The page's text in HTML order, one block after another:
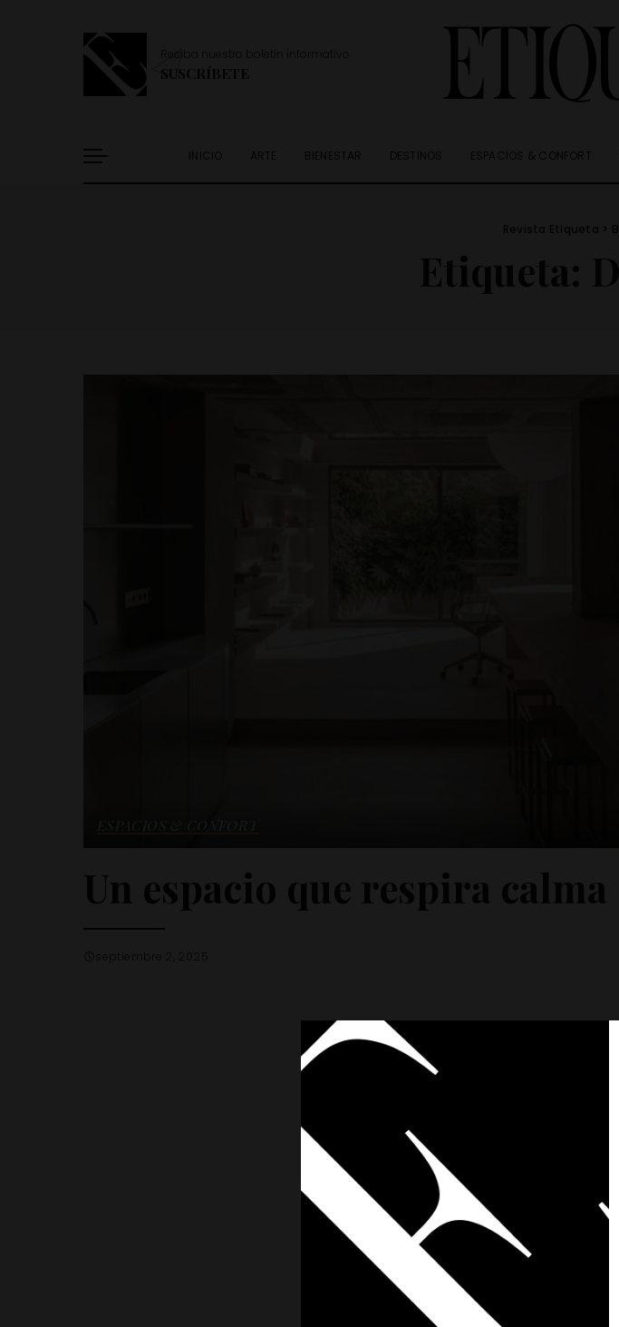
Reciba nuestro boletín informativo
SUSCRÍBETE
INICIO ARTE BIENESTAR DESTINOS ESPACIOS & CONFORT
Un espacio que respira calma
septiembre 2, 2025